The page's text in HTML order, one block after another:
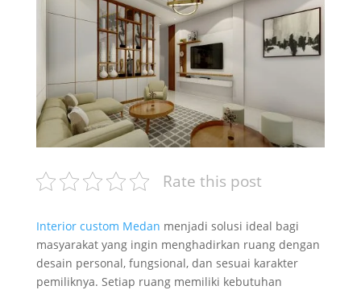
Rate this post
Interior custom Medan menjadi solusi ideal bagi
masyarakat yang ingin menghadirkan ruang dengan
desain personal, fungsional, dan sesuai karakter
pemiliknya. Setiap ruang memiliki kebutuhan